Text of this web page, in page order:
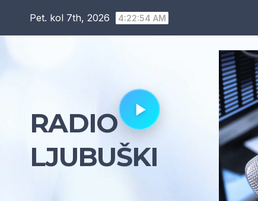
Pet. kol 7th, 2026 4:22:56 AM
RADIO
LJUBUŠKI